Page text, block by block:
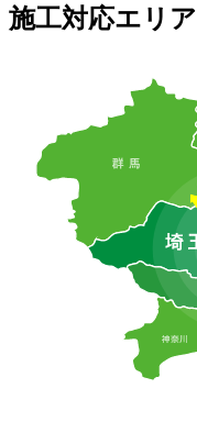
施工対応エリア